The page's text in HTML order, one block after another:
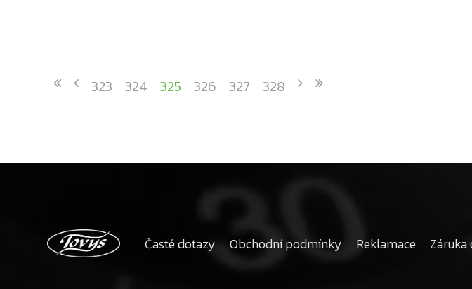
323 324 325 326 327 328
Časté dotazy Obchodní podmínky Reklamace